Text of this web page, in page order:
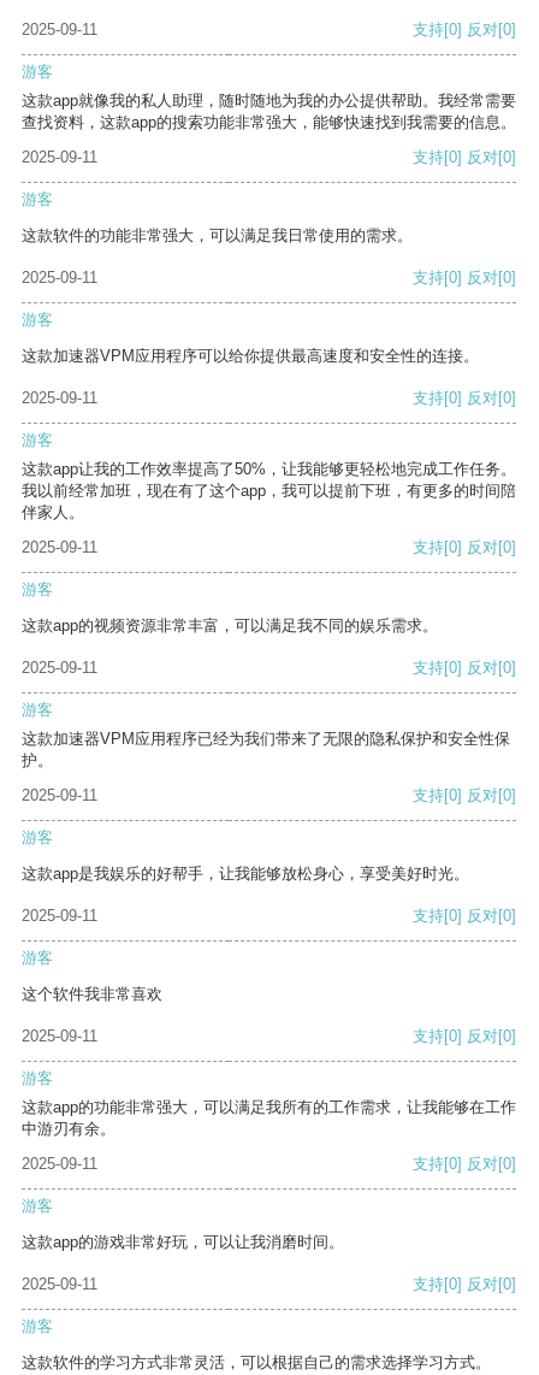
2025-09-11 支持[0] 反对[0]
游客
这款app就像我的私人助理，随时随地为我的办公提供帮助。我经常需要
查找资料，这款app的搜索功能非常强大，能够快速找到我需要的信息。
2025-09-11
支持[0] 反对[0]
游客
这款软件的功能非常强大，可以满足我日常使用的需求。
2025-09-11 支持[0] 反对[0]
游客
这款加速器VPM应用程序可以给你提供最高速度和安全性的连接。
2025-09-11 支持[0] 反对[0]
游客
这款app让我的工作效率提高了50%，让我能够更轻松地完成工作任务。
我以前经常加班，现在有了这个app，我可以提前下班，有更多的时间陪
伴家人。
2025-09-11
支持[0] 反对[0]
游客
这款app的视频资源非常丰富，可以满足我不同的娱乐需求。
2025-09-11 支持[0] 反对[0]
游客
这款加速器VPM应用程序已经为我们带来了无限的隐私保护和安全性保
护。
2025-09-11
支持[0] 反对[0]
游客
这款app是我娱乐的好帮手，让我能够放松身心，享受美好时光。
2025-09-11 支持[0] 反对[0]
游客
这个软件我非常喜欢
2025-09-11 支持[0] 反对[0]
游客
这款app的功能非常强大，可以满足我所有的工作需求，让我能够在工作
中游刃有余。
2025-09-11
支持[0] 反对[0]
游客
这款app的游戏非常好玩，可以让我消磨时间。
2025-09-11 支持[0] 反对[0]
游客
这款软件的学习方式非常灵活，可以根据自己的需求选择学习方式。